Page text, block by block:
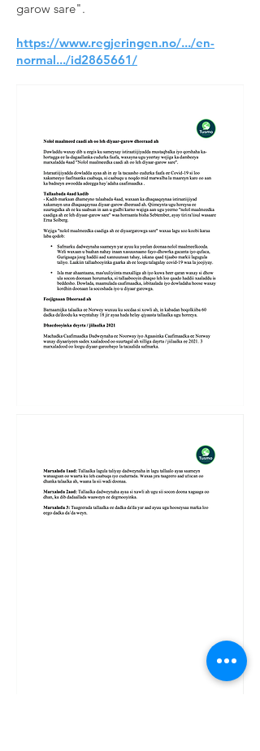
garow sare".
https://www.regjeringen.no/.../en-
normal.../id2865661/